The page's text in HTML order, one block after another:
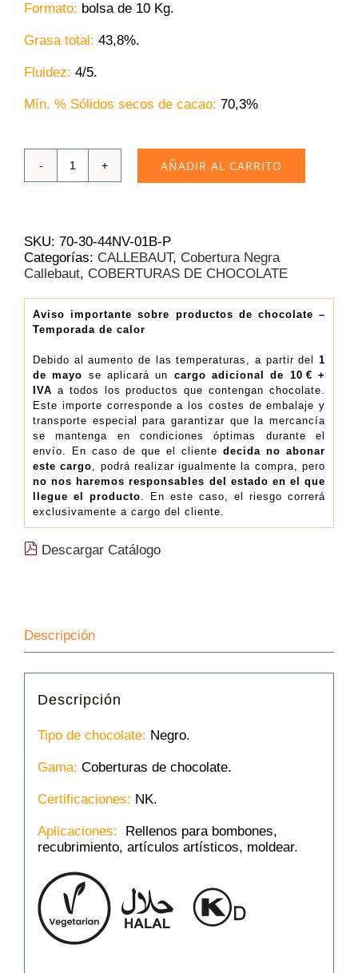
Formato: bolsa de 10 Kg.
Grasa total: 43,8%.
Fluidez: 4/5.
Mín. % Sólidos secos de cacao: 70,3%
Chocolate
30-
44
70.3%
Bolsa
10
kg
cantidad
AÑADIR AL CARRITO
SKU: 70-30-44NV-01B-P
Categorías: CALLEBAUT, Cobertura Negra
Callebaut, COBERTURAS DE CHOCOLATE
Aviso importante sobre productos de chocolate –
Temporada de calor
Debido al aumento de las temperaturas, a partir del 1
de mayo se aplicará un cargo adicional de 10 € +
IVA a todos los productos que contengan chocolate.
Este importe corresponde a los costes de embalaje y
transporte especial para garantizar que la mercancía
se mantenga en condiciones óptimas durante el
envío. En caso de que el cliente decida no abonar
este cargo, podrá realizar igualmente la compra, pero
no nos haremos responsables del estado en el que
llegue el producto. En este caso, el riesgo correrá
exclusivamente a cargo del cliente.
Descargar Catálogo
Descripción
Descripción
Tipo de chocolate: Negro.
Gama: Coberturas de chocolate.
Certificaciones: NK.
Aplicaciones: Rellenos para bombones,
recubrimiento, artículos artísticos, moldear.